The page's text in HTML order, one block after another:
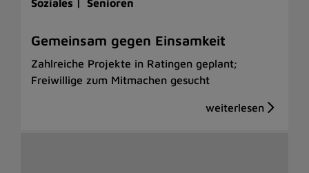
Soziales | Senioren
Gemeinsam gegen Einsamkeit
Zahlreiche Projekte in Ratingen geplant;
Freiwillige zum Mitmachen gesucht